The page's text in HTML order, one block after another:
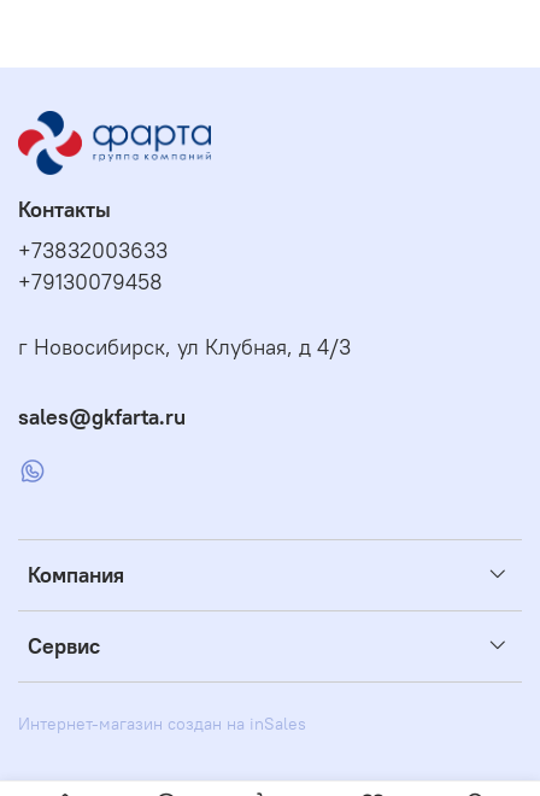
Компания
Сервис
Контакты
+73832003633
+79130079458
г Новосибирск, ул Клубная, д 4/3
sales@gkfarta.ru
Интернет-магазин создан на inSales